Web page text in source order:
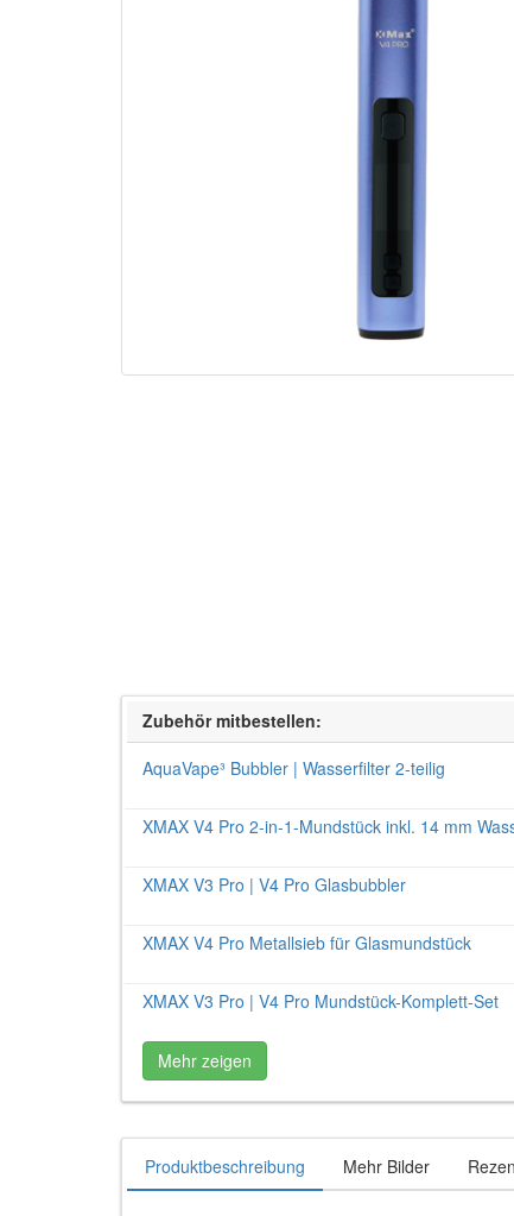
Zubehör mitbestellen:
AquaVape³ Bubbler | Wasserfilter 2-teilig
XMAX V4 Pro 2-in-1-Mundstück inkl. 14 mm
XMAX V3 Pro | V4 Pro Glasbubbler
XMAX V4 Pro Metallsieb für Glasmundstück
XMAX V3 Pro | V4 Pro Mundstück-Komplett-Set
Mehr zeigen
Produktbeschreibung Mehr Bilder